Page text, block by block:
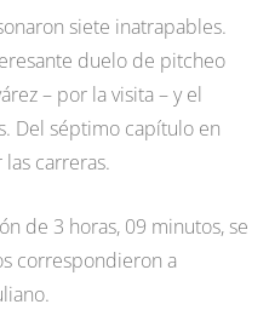
siete inatrapables.
duelo de pitcheo
– por la visita – y el
Del séptimo capítulo en
carreras.
de 3 horas, 09 minutos, se
correspondieron a